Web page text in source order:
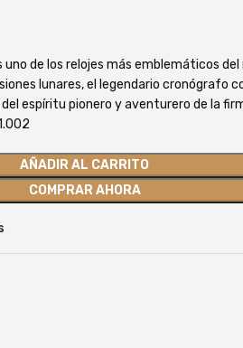
de los relojes más emblemáticos del
lunares, el legendario cronógrafo
espíritu pionero y aventurero de la
AÑADIR AL CARRITO
COMPRAR AHORA